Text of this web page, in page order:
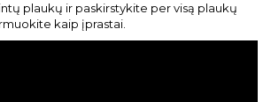
plaukų ir paskirstykite per visą plaukų
kaip įprastai.